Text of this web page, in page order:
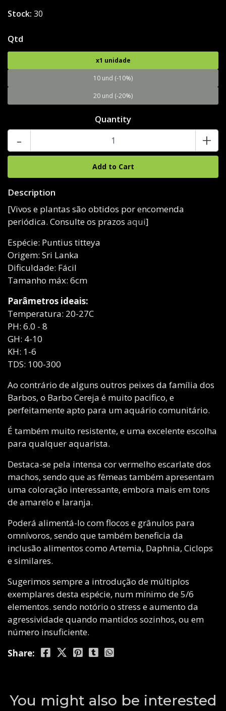
Stock: 30
Qtd
x1 unidade
10 und (-10%)
20 und (-20%)
Quantity
- +
Description
[Vivos e plantas são obtidos por encomenda
periódica. Consulte os prazos aqui]
Espécie: Puntius titteya
Origem: Sri Lanka
Dificuldade: Fácil
Tamanho máx: 6cm
Parâmetros ideais:
Temperatura: 20-27C
PH: 6.0 - 8
GH: 4-10
KH: 1-6
TDS: 100-300
Ao contrário de alguns outros peixes da família dos
Barbos, o Barbo Cereja é muito pacifico, e
perfeitamente apto para um aquário comunitário.
É também muito resistente, e uma excelente escolha
para qualquer aquarista.
Destaca-se pela intensa cor vermelho escarlate dos
machos, sendo que as fêmeas também apresentam
uma coloração interessante, embora mais em tons
de amarelo e laranja.
Poderá alimentá-lo com flocos e grânulos para
omnívoros, sendo que também beneficia da
inclusão alimentos como Artemia, Daphnia, Ciclops
e similares.
Sugerimos sempre a introdução de múltiplos
exemplares desta espécie, num mínimo de 5/6
elementos. sendo notório o stress e aumento da
agressividade quando mantidos sozinhos, ou em
número insuficiente.
Share:
You might also be interested